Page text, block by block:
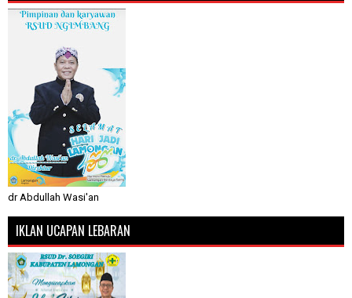
dr Abdullah Wasi'an
IKLAN UCAPAN LEBARAN